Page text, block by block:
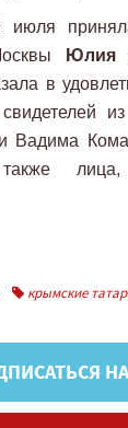
Юлия
в
из
Вадима
лица,
крымские